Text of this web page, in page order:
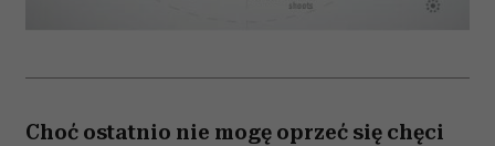
Choć ostatnio nie mogę oprzeć się chęci